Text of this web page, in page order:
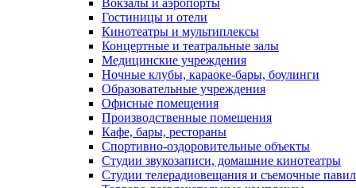
Вокзалы и аэропорты
Гостиницы и отели
Кинотеатры и мультиплексы
Концертные и театральные залы
Медицинские учреждения
Ночные клубы, караоке-бары, боулинги
Образовательные учреждения
Офисные помещения
Производственные помещения
Кафе, бары, рестораны
Спортивно-оздоровительные объекты
Студии звукозаписи, домашние кинотеатры
Студии телерадиовещания и съемочные